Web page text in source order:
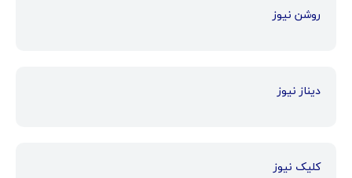
روشن نیوز
دیناز نیوز
کلیک نیوز